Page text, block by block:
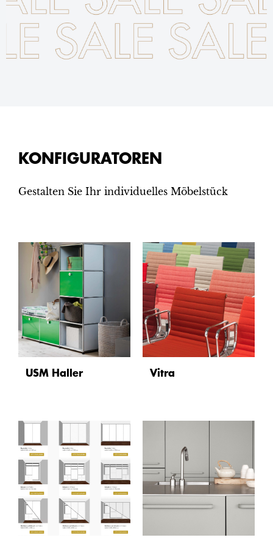
KONFIGURATOREN
Gestalten Sie Ihr individuelles Möbelstück
USM Haller Vitra